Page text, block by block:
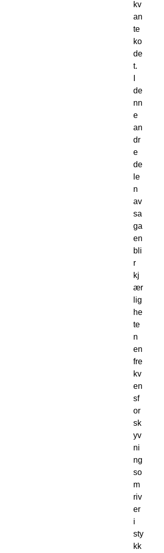
kv
an
te
ko
de
t.
de
nn
e
an
dr
e
de
le
n
av
sa
ga
en
bli
r
kj
ær
lig
he
te
n
en
fre
kv
en
sf
or
sk
yv
ni
ng
so
m
riv
er
i
sty
kk